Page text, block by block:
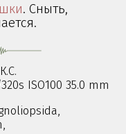
. Сныть,
К.С.
ISO100 35.0 mm